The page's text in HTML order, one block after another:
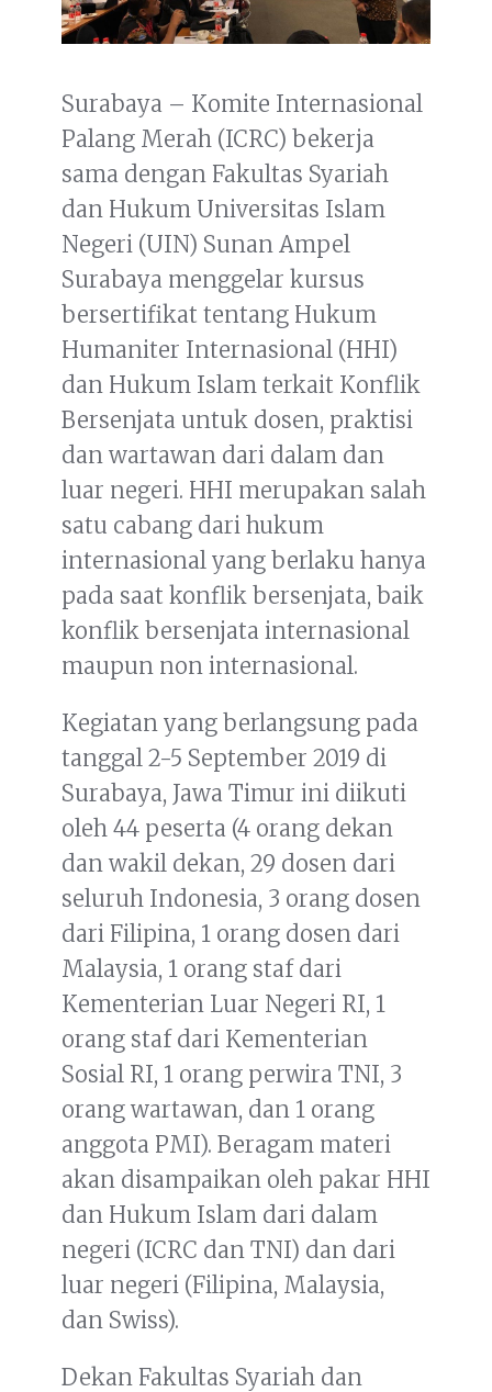
Surabaya – Komite Internasional
Palang Merah (ICRC) bekerja
sama dengan Fakultas Syariah
dan Hukum Universitas Islam
Negeri (UIN) Sunan Ampel
Surabaya menggelar kursus
bersertifikat tentang Hukum
Humaniter Internasional (HHI)
dan Hukum Islam terkait Konflik
Bersenjata untuk dosen, praktisi
dan wartawan dari dalam dan
luar negeri. HHI merupakan salah
satu cabang dari hukum
internasional yang berlaku hanya
pada saat konflik bersenjata, baik
konflik bersenjata internasional
maupun non internasional.
Kegiatan yang berlangsung pada
tanggal 2-5 September 2019 di
Surabaya, Jawa Timur ini diikuti
oleh 44 peserta (4 orang dekan
dan wakil dekan, 29 dosen dari
seluruh Indonesia, 3 orang dosen
dari Filipina, 1 orang dosen dari
Malaysia, 1 orang staf dari
Kementerian Luar Negeri RI, 1
orang staf dari Kementerian
Sosial RI, 1 orang perwira TNI, 3
orang wartawan, dan 1 orang
anggota PMI). Beragam materi
akan disampaikan oleh pakar HHI
dan Hukum Islam dari dalam
negeri (ICRC dan TNI) dan dari
luar negeri (Filipina, Malaysia,
dan Swiss).
Dekan Fakultas Syariah dan